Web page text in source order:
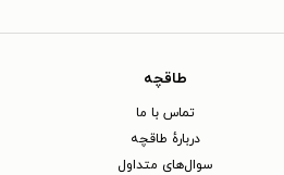
طاقچه
تماس با ما
دربارهٔ طاقچه
سوال‌های متداول